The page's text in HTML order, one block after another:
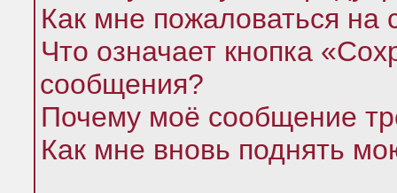
Как мне пожаловаться
Что означает кнопка
сообщения?
Почему моё сообщение
Как мне вновь поднять